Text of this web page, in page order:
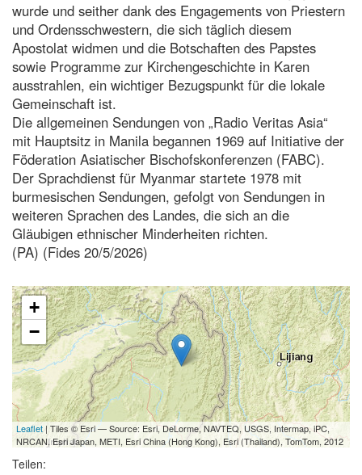
wurde und seither dank des Engagements von Priestern
und Ordensschwestern, die sich täglich diesem
Apostolat widmen und die Botschaften des Papstes
sowie Programme zur Kirchengeschichte in Karen
ausstrahlen, ein wichtiger Bezugspunkt für die lokale
Gemeinschaft ist.
Die allgemeinen Sendungen von „Radio Veritas Asia“
mit Hauptsitz in Manila begannen 1969 auf Initiative der
Föderation Asiatischer Bischofskonferenzen (FABC).
Der Sprachdienst für Myanmar startete 1978 mit
burmesischen Sendungen, gefolgt von Sendungen in
weiteren Sprachen des Landes, die sich an die
Gläubigen ethnischer Minderheiten richten.
(PA) (Fides 20/5/2026)
+
−
Leaflet | Tiles © Esri — Source: Esri, DeLorme, NAVTEQ, USGS, Intermap, iPC,
NRCAN, Esri Japan, METI, Esri China (Hong Kong), Esri (Thailand), TomTom, 2012
Teilen: